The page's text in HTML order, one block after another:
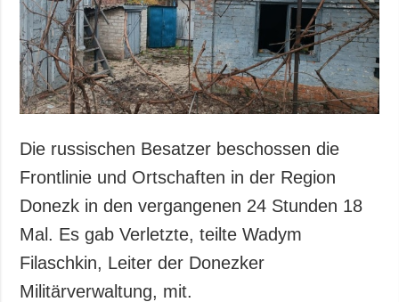
Gesellschaft und
Kultur
Sport
Kriminalität
Notstand und
ZUSÄTZLICH
Veröffentlichungen
Interview
Fotos
Video
LEISTUNGEN
Abonnement
Fotobank
Die russischen Besatzer beschossen die
Frontlinie und Ortschaften in der Region
Donezk in den vergangenen 24 Stunden 18
Mal. Es gab Verletzte, teilte Wadym
Filaschkin, Leiter der Donezker
Militärverwaltung, mit.